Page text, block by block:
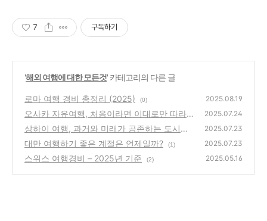
7 구독하기
'해외 여행에 대한 모든것' 카테고리의 다른 글
로마 여행 경비 총정리 (2025) (0) 2025.08.19
오사카 자유여행, 처음이라면 이대로만 따라오
세요
(2)
2025.07.24
상하이 여행, 과거와 미래가 공존하는 도시를
걷다
(4)
2025.07.23
대만 여행하기 좋은 계절은 언제일까? (1) 2025.07.23
스위스 여행경비 – 2025년 기준 (2) 2025.05.16